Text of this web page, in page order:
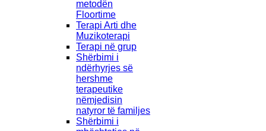
metodën
Floortime
Terapi Arti dhe
Muzikoterapi
Terapi në grup
Shërbimi i
ndërhyrjes së
hershme
terapeutike
nëmjedisin
natyror të familjes
Shërbimi i